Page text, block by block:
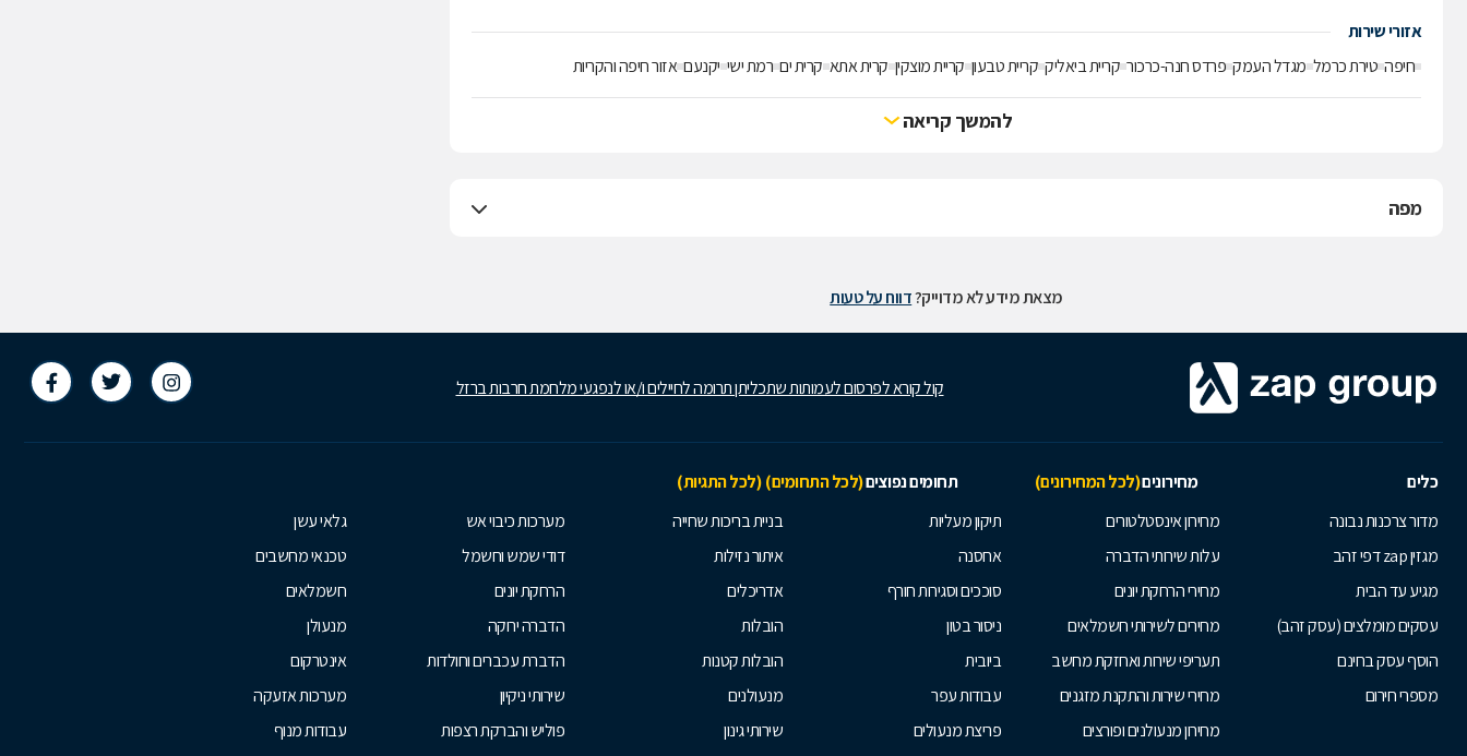
אזורי שירות
חיפה טירת כרמל מגדל העמק פרדס חנה-כרכור קריית ביאליק קריית טבעון קריית מוצקין קרית אתא קרית ים רמת ישי יקנעם אזור חיפה והקריות
להמשך קריאה
מפה
מצאת מידע לא מדוייק?דווח על טעות
קול קורא לפרסום לעמותות שתכליתן תרומה לחיילים ו/או לנפגעי מלחמת חרבות ברזל
כלים מחירונים(לכל המחירונים) תחומים נפוצים(לכל התחומים) (לכל התגיות)
מדור צרכנות נבונה
מגזין zap דפי זהב
מגיע עד הבית
עסקים מומלצים (עסק זהב)
הוסף עסק בחינם
מספרי חירום
מחירון אינסטלטורים
עלות שירותי הדברה
מחירי הרחקת יונים
מחירים לשירותי חשמלאים
תעריפי שירות ואחזקת מחשב
מחירי שירות והתקנת מזגנים
מחירון מנעולנים ופורצים
תיקון מעליות
אחסנה
סוככים וסגירות חורף
ניסור בטון
ביובית
עבודות עפר
פריצת מנעולים
בניית בריכות שחייה
איתור נזילות
אדריכלים
הובלות
הובלות קטנות
מנעולנים
שירותי גינון
מערכות כיבוי אש
דודי שמש וחשמל
הרחקת יונים
הדברה ירוקה
הדברת עכברים וחולדות
שירותי ניקיון
פוליש והברקת רצפות
גלאי עשן
טכנאי מחשבים
חשמלאים
מנעולן
אינטרקום
מערכות אזעקה
עבודות מנוף